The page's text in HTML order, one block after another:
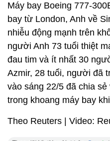
Máy bay Boeing 777-
bay từ London, Anh về
nhiễu động mạnh trên
người Anh 73 tuổi thiệt
đau tim và ít nhất 30
Azmir, 28 tuổi, người đã
vào sáng 22/5 đã chia
trong khoang máy bay
Theo Reuters | Video: